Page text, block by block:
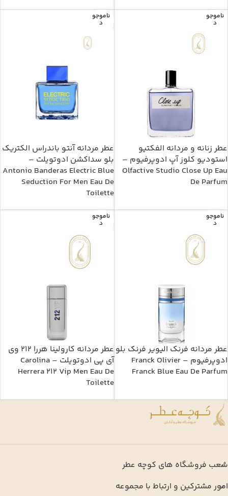
ناموجو
د
عطر زنانه و مردانه الفکتیو
استودیو کلوز آپ ادوپرفیوم –
Olfactive Studio Close Up Eau
De Parfum
ناموجو
د
عطر مردانه آنتو باندراس الکتریک
بلو سداکشن ادوتویلت –
Antonio Banderas Electric Blue
Seduction For Men Eau De
Toilette
ناموجو
د
عطر مردانه فرنک الیویر فرنک بلو
ادوپرفیوم – Franck Olivier
Franck Blue Eau De Parfum
ناموجو
د
عطر مردانه کارولینا هررا 212 وی
آی پی ادوتویلت – Carolina
Herrera 212 Vip Men Eau De
Toilette
شعب فروشگاه های کوچه عطر
امور مشترکین و ارتباط با مجموعه